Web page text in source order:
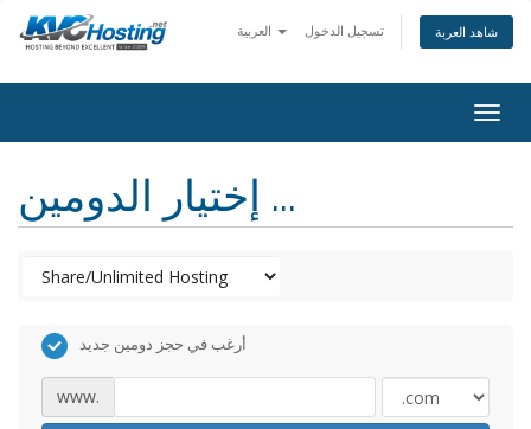
تسجيل الدخول شاهد العربة
إختيار الدومين ...
أرغب في حجز دومين جديد
www.